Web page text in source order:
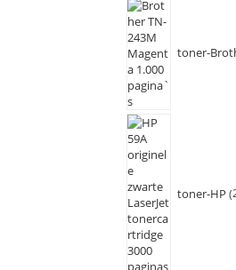
toner-
toner-HP